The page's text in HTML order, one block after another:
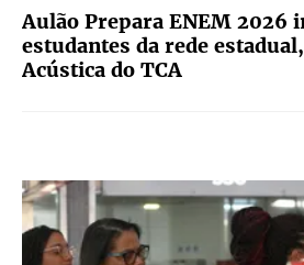
Aulão Prepara ENEM 2026
estudantes da rede
Acústica do TCA